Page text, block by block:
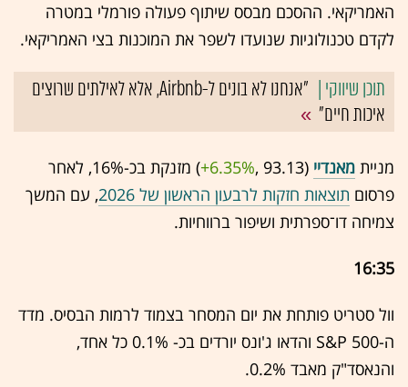
האמריקאי. ההסכם מבסס שיתוף פעולה פורמלי במטרה
לקדם טכנולוגיות שנועדו לשפר את המוכנות בצי האמריקאי.
"אנחנו לא בונים ל-Airbnb, אלא לאילתים שרוצים
איכות חיים"
מניית מאנדיי (93.13 ,‎
+6.35%
‏) מזנקת בכ-16%, לאחר
פרסום תוצאות חזקות לרבעון הראשון של 2026
, עם המשך
צמיחה דו־ספרתית ושיפור ברווחיות.
16:35
וול סטריט פותחת את יום המסחר בצמוד לרמות הבסיס. מדד
ה-S&P 500 והדאו ג'ונס יורדים בכ- 0.1% כל אחד,
והנאסד"ק מאבד 0.2%.